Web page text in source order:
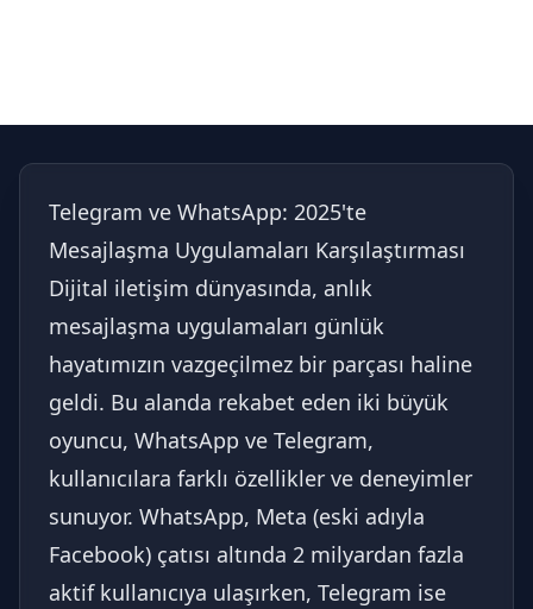
Telegram ve WhatsApp: 2025'te
Mesajlaşma Uygulamaları Karşılaştırması
Dijital iletişim dünyasında, anlık
mesajlaşma uygulamaları günlük
hayatımızın vazgeçilmez bir parçası haline
geldi. Bu alanda rekabet eden iki büyük
oyuncu, WhatsApp ve Telegram,
kullanıcılara farklı özellikler ve deneyimler
sunuyor. WhatsApp, Meta (eski adıyla
Facebook) çatısı altında 2 milyardan fazla
aktif kullanıcıya ulaşırken, Telegram ise